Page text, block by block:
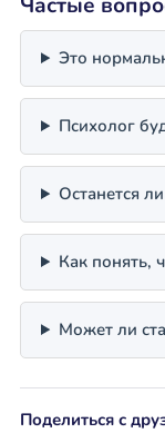
Это
Психолог
Останется
Как понять,
Может ли
Поделиться с